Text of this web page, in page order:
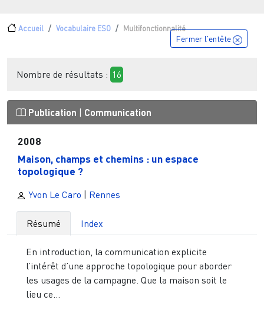
Fil d'Ariane
Accueil Vocabulaire ESO Multifonctionnalité
Fermer l'entête
Nombre de résultats : 16
Publication Communication
2008
Maison, champs et chemins : un espace
topologique ?
Yvon Le Caro | Rennes
Résumé Index
En introduction, la communication explicite
l’intérêt d’une approche topologique pour aborder
les usages de la campagne. Que la maison soit le
lieu ce...